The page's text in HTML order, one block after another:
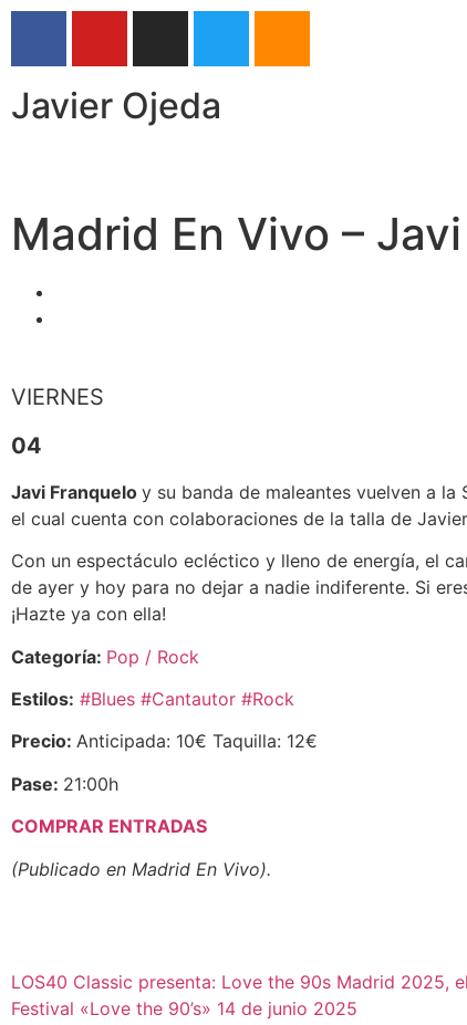
Javier Ojeda
Madrid En Vivo –
VIERNES
04
Javi Franquelo y su banda de maleantes vuelven a la
el cual cuenta con colaboraciones de la talla de
Con un espectáculo ecléctico y lleno de energía, el
de ayer y hoy para no dejar a nadie indiferente. Si
¡Hazte ya con ella!
Categoría: Pop / Rock
Estilos: #Blues #Cantautor #Rock
Precio: Anticipada: 10€ Taquilla: 12€
Pase: 21:00h
COMPRAR ENTRADAS
(Publicado en Madrid En Vivo).
LOS40 Classic presenta: Love the 90s Madrid 2025,
Festival «Love the 90’s» 14 de junio 2025